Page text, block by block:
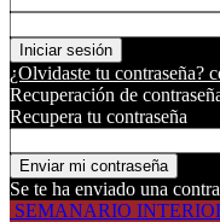
¿Olvidaste tu contraseña?
Recuperación de
Recupera tu contraseña
Se te ha enviado una
SEMANARIO